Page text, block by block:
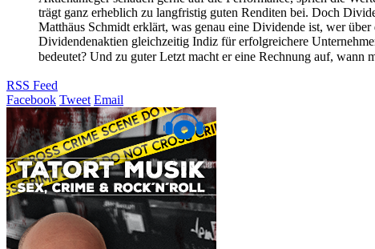
trägt ganz erheblich zu langfristig guten Renditen bei. Doch
Matthäus Schmidt erklärt, was genau eine Dividende ist, wer
Dividendenaktien gleichzeitig Indiz für erfolgreichere
bedeutet? Und zu guter Letzt macht er eine Rechnung auf,
RSS Feed
Facebook Tweet Email